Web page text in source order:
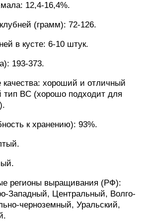
12,4-16,4%.
(грамм): 72-126.
в кусте: 6-10 штук.
193-373.
качества: хороший и отличный
тип BC (хорошо подходит для
к хранению): 93%.
регионы выращивания (РФ):
Западный, Центральный, Волго-
черноземный, Уральский,